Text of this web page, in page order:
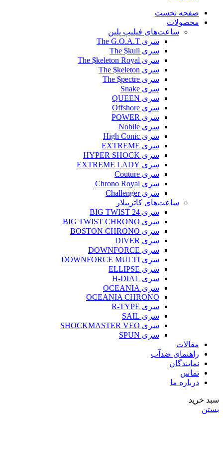
صفحه نخست
محصولات
ساعت‌های فیلیپ پلین
سری The G.O.A.T
سری The $kull
سری The $keleton Royal
سری The $keleton
سری The $pectre
سری Snake
سری QUEEN
سری Offshore
سری POWER
سری Nobile
سری High Conic
سری EXTREME
سری HYPER SHOCK
سری EXTREME LADY
سری Couture
سری Chrono Royal
سری Challenger
ساعت‌های کاترپیلار
سری BIG TWIST 24
سری BIG TWIST CHRONO
سری BOSTON CHRONO
سری DIVER
سری DOWNFORCE
سری DOWNFORCE MULTI
سری ELLIPSE
سری H-DIAL
سری OCEANIA
OCEANIA CHRONO
سری R-TYPE
سری SAIL
سری SHOCKMASTER VEO
سری SPUN
مقالات
راهنمای ضدآب
نمایندگان
تماس
درباره ما
سبد خرید
بستن